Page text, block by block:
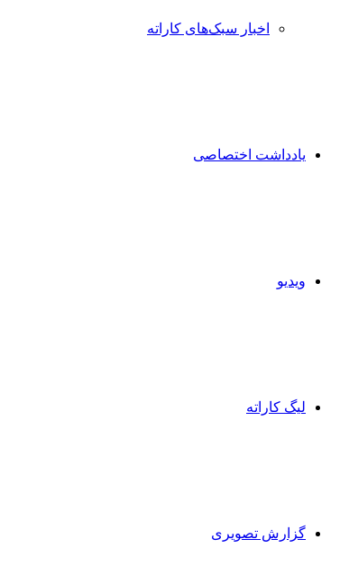
اخبار سبک‌های کاراته
یادداشت اختصاصی
ویدیو
لیگ کاراته
گزارش تصویری